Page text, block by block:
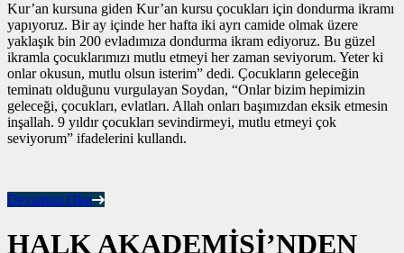
Kur’an kursuna giden Kur’an kursu çocukları için dondurma ikramı
yapıyoruz. Bir ay içinde her hafta iki ayrı camide olmak üzere
yaklaşık bin 200 evladımıza dondurma ikram ediyoruz. Bu güzel
ikramla çocuklarımızı mutlu etmeyi her zaman seviyorum. Yeter ki
onlar okusun, mutlu olsun isterim” dedi. Çocukların geleceğin
teminatı olduğunu vurgulayan Soydan, “Onlar bizim hepimizin
geleceği, çocukları, evlatları. Allah onları başımızdan eksik etmesin
inşallah. 9 yıldır çocukları sevindirmeyi, mutlu etmeyi çok
seviyorum” ifadelerini kullandı.
Devamını Oku
HALK AKADEMİSİ’NDEN